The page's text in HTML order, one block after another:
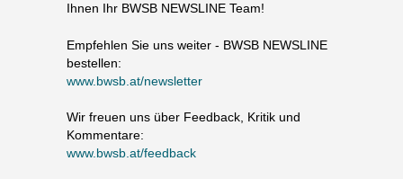
Ihnen Ihr BWSB NEWSLINE Team!
Empfehlen Sie uns weiter - BWSB NEWSLINE
bestellen:
www.bwsb.at/newsletter
Wir freuen uns über Feedback, Kritik und
Kommentare:
www.bwsb.at/feedback